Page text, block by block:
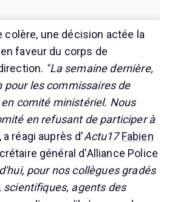
colère, une décision actée la
faveur du corps de
"La semaine dernière,
pour les commissaires de
comité ministériel. Nous
en refusant de participer à
a réagi auprès d'Actu17 Fabien
général d'Alliance Police
pour nos collègues gradés
scientifiques, agents des